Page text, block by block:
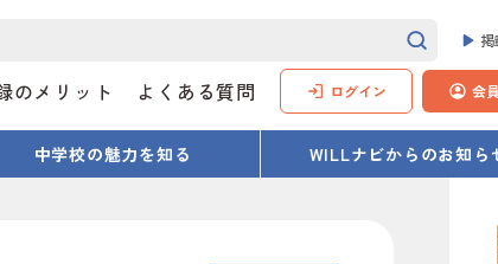
のメリット よくある質問 ログイン 会
中学校の魅力を知る WILLナビからのお知ら